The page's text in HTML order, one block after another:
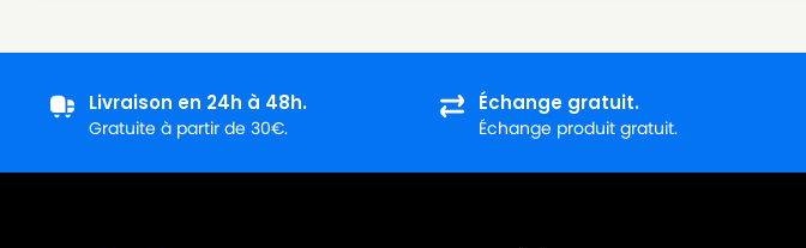
Livraison en 24h à 48h.
Gratuite à partir de 30€.
Échange gratuit.
Échange produit gratuit.